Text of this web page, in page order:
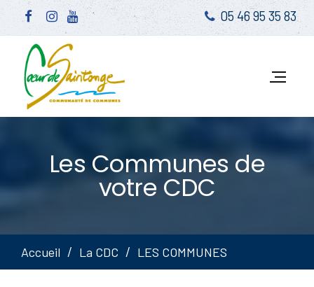
05 46 95 35 83
Les Communes de
votre CDC
Accueil La CDC LES COMMUNES